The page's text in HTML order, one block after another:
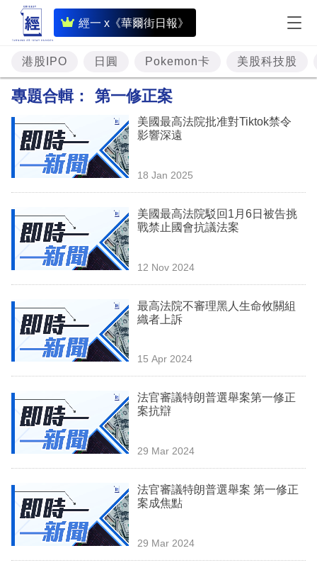
經一 x《華爾街日報》
即
時
財
經
投
資
理
業
科
技
場
生
時
事
港股IPO 日圓 Pokemon卡 美股科技股
專題合輯： 第一修正案
美國最高法院批准對Tiktok禁令
影響深遠
18 Jan 2025
美國最高法院駁回1月6日被告挑
戰禁止國會抗議法案
12 Nov 2024
最高法院不審理黑人生命攸關組
織者上訴
15 Apr 2024
法官審議特朗普選舉案第一修正
案抗辯
29 Mar 2024
法官審議特朗普選舉案 第一修正
案成焦點
29 Mar 2024